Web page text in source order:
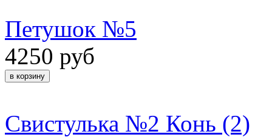
Петушок №5
4250 руб
Свистулька №2 Конь (2)